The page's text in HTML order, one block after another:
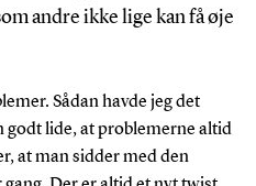
andre ikke lige kan få øje
Sådan havde jeg det
godt lide, at problemerne altid
at man sidder med den